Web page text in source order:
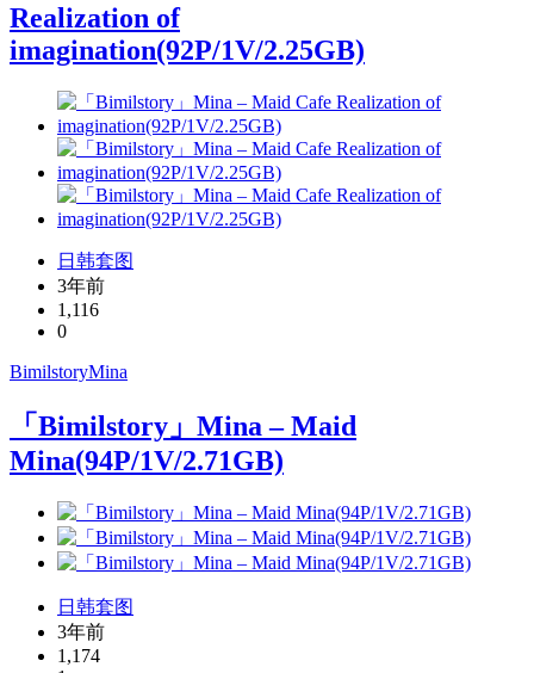
Realization of
imagination(92P/1V/2.25GB)
日韩套图
3年前
1,116
0
BimilstoryMina
「Bimilstory」Mina – Maid
Mina(94P/1V/2.71GB)
日韩套图
3年前
1,174